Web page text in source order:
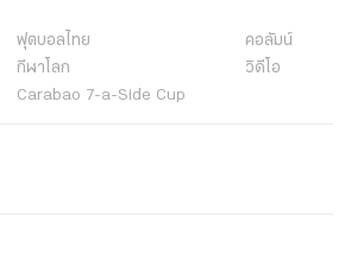
ฟุตบอลไทย
คอลัมน์
กีฬาโลก
วิดีโอ
Carabao 7-a-Side Cup